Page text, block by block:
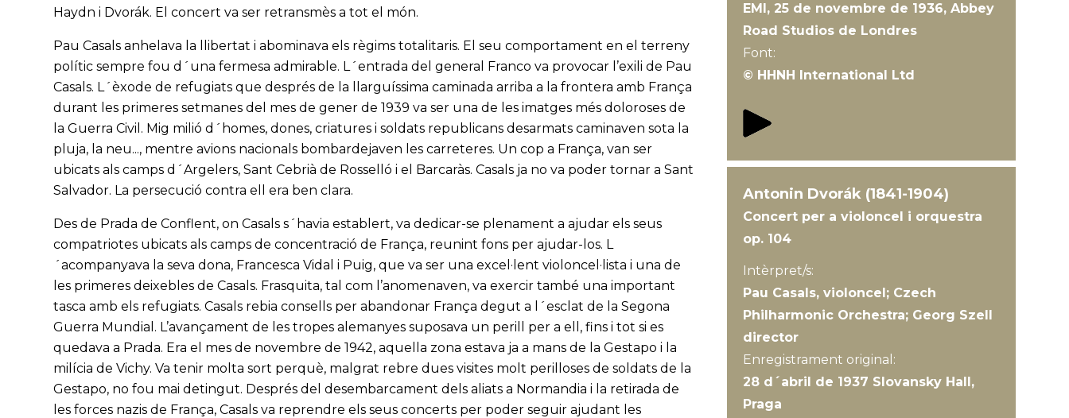
Haydn i Dvorák. El concert va ser retransmès a tot el món.
Pau Casals anhelava la llibertat i abominava els règims totalitaris. El seu comportament en el terreny
polític sempre fou d´una fermesa admirable. L´entrada del general Franco va provocar l’exili de Pau
Casals. L´èxode de refugiats que després de la llarguíssima caminada arriba a la frontera amb França
durant les primeres setmanes del mes de gener de 1939 va ser una de les imatges més doloroses de
la Guerra Civil. Mig milió d´homes, dones, criatures i soldats republicans desarmats caminaven sota la
pluja, la neu..., mentre avions nacionals bombardejaven les carreteres. Un cop a França, van ser
ubicats als camps d´Argelers, Sant Cebrià de Rosselló i el Barcaràs. Casals ja no va poder tornar a Sant
Salvador. La persecució contra ell era ben clara.
Des de Prada de Conflent, on Casals s´havia establert, va dedicar-se plenament a ajudar els seus
compatriotes ubicats als camps de concentració de França, reunint fons per ajudar-los. L
´acompanyava la seva dona, Francesca Vidal i Puig, que va ser una excel·lent violoncel·lista i una de
les primeres deixebles de Casals. Frasquita, tal com l’anomenaven, va exercir també una important
tasca amb els refugiats. Casals rebia consells per abandonar França degut a l´esclat de la Segona
Guerra Mundial. L’avançament de les tropes alemanyes suposava un perill per a ell, fins i tot si es
quedava a Prada. Era el mes de novembre de 1942, aquella zona estava ja a mans de la Gestapo i la
milícia de Vichy. Va tenir molta sort perquè, malgrat rebre dues visites molt perilloses de soldats de la
Gestapo, no fou mai detingut. Després del desembarcament dels aliats a Normandia i la retirada de
les forces nazis de França, Casals va reprendre els seus concerts per poder seguir ajudant les
EMI, 25 de novembre de 1936, Abbey
Road Studios de Londres
Font:
© HHNH International Ltd
Antonin Dvorák (1841-1904)
Concert per a violoncel i orquestra
op. 104
Intèrpret/s:
Pau Casals, violoncel; Czech
Philharmonic Orchestra; Georg Szell
director
Enregistrament original:
28 d´abril de 1937 Slovansky Hall,
Praga